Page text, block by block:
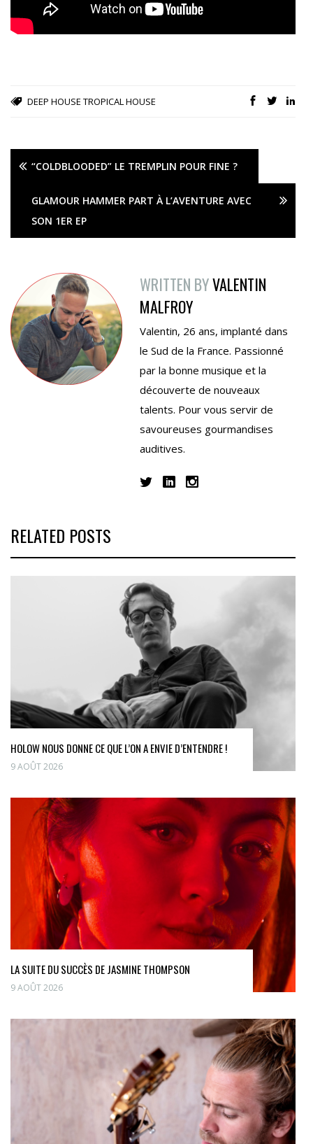
DEEP HOUSE TROPICAL HOUSE
“COLDBLOODED” LE TREMPLIN POUR FINE ?
GLAMOUR HAMMER PART À L’AVENTURE AVEC
SON 1ER EP
WRITTEN BYVALENTIN
MALFROY
Valentin, 26 ans, implanté dans
le Sud de la France. Passionné
par la bonne musique et la
découverte de nouveaux
talents. Pour vous servir de
savoureuses gourmandises
auditives.
RELATED POSTS
HOLOW NOUS DONNE CE QUE L’ON A ENVIE D’ENTENDRE !
9 AOÛT 2026
LA SUITE DU SUCCÈS DE JASMINE THOMPSON
9 AOÛT 2026